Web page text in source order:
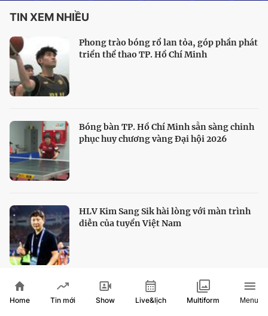
TIN XEM NHIỀU
Phong trào bóng rổ lan tỏa, góp phần phát
triển thể thao TP. Hồ Chí Minh
Bóng bàn TP. Hồ Chí Minh sẵn sàng chinh
phục huy chương vàng Đại hội 2026
HLV Kim Sang Sik hài lòng với màn trình
diễn của tuyển Việt Nam
Thủ môn Vozinha mở chương mới trong
Home Tin mới Show Live&lịch Multiform Menu